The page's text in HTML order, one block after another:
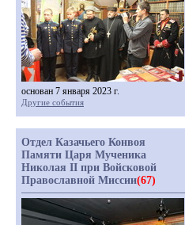
основан 7 января 2023 г.
Другие события
Отдел Казачьего Конвоя
Памяти Царя Мученика
Николая II при Войсковой
Православной Миссии(67)